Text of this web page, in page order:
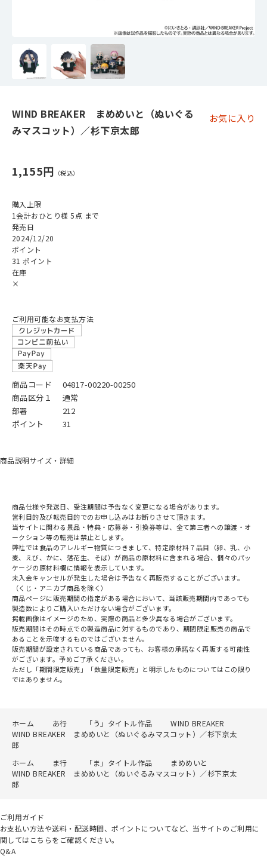
WIND BREAKER まめめいと（ぬいぐる
みマスコット）／杉下京太郎
お気に入り
1,155円
購入上限
1会計おひとり様 5点 まで
発売日
2024/12/20
ポイント
31 ポイント
在庫
×
ご利用可能なお支払方法
商品コード
04817-00220-00250
商品区分１
通常
部署
212
ポイント
31
商品説明サイズ・詳細
商品仕様や発送日、受注期間は予告なく変更になる場合があります。
営利目的及び転売目的でのお申し込みはお断りさせて頂きます。
当サイトに関わる景品・特典・応募券・引換券等は、全て第三者への譲渡・オ
ークション等の転売は禁止とします。
弊社では食品のアレルギー物質につきまして、特定原材料７品目（卵、乳、小
麦、えび、かに、落花生、そば）が商品の原材料に含まれる場合、個々のパッ
ケージの原材料欄に情報を表示しています。
未入金キャンセルが発生した場合は予告なく再販売することがございます。
（くじ・アニカプ商品を除く）
商品ページに販売期間の指定がある場合において、当該販売期間内であっても
製造数によりご購入いただけない場合がございます。
掲載画像はイメージのため、実際の商品と多少異なる場合がございます。
販売期間はその時点での製造商品に対するものであり、期間限定販売の商品で
あることを示唆するものではございません。
販売期間が設定されている商品であっても、お客様の承諾なく再販する可能性
がございます。予めご了承ください。
ただし「期間限定販売」「数量限定販売」と明示したものについてはこの限り
ではありません。
ホーム あ行 「う」タイトル作品
WIND BREAKER
WIND BREAKER まめめいと（ぬいぐるみマスコット）／杉下京太
郎
ホーム
ま行 「ま」タイトル作品
まめめいと
WIND BREAKER まめめいと（ぬいぐるみマスコット）／杉下京太
郎
ご利用ガイド
お支払い方法や送料・配送時間、ポイントについてなど、当サイトのご利用に
関してはこちらをご確認ください。
Q&A